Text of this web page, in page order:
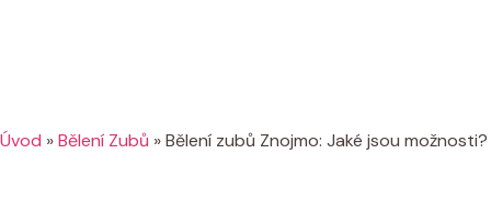
Úvod »Bělení Zubů »Bělení zubů Znojmo: Jaké jsou možnosti?